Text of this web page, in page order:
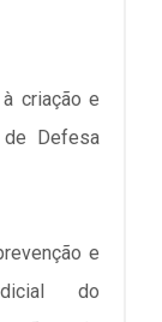
e
de Defesa
e
do